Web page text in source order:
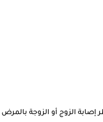
الزوج أو الزوجة بالمرض